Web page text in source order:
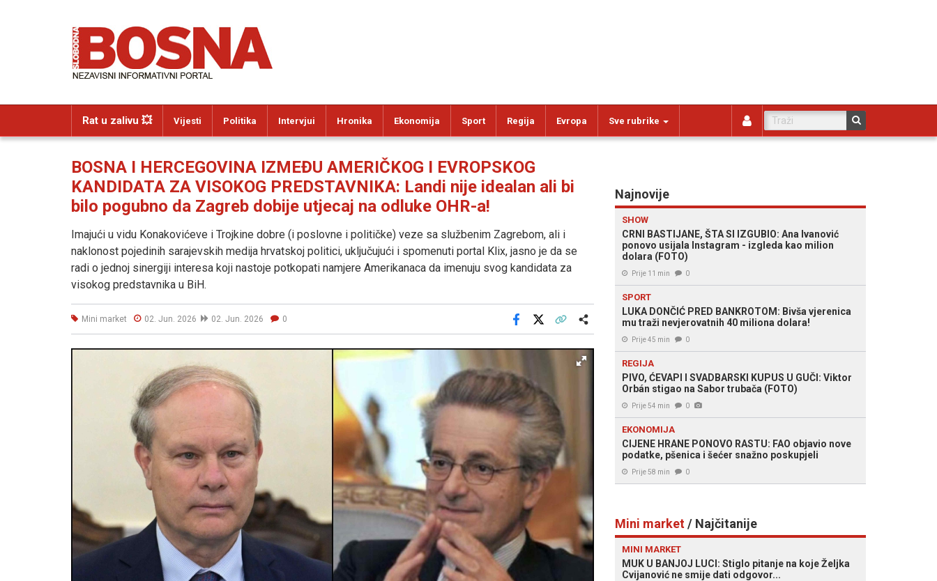
Rat u zalivu 💥 Vijesti Politika Intervjui Hronika Ekonomija Sport Regija Evropa Sve rubrike
BOSNA I HERCEGOVINA IZMEĐU AMERIČKOG I EVROPSKOG
KANDIDATA ZA VISOKOG PREDSTAVNIKA: Landi nije idealan ali bi
bilo pogubno da Zagreb dobije utjecaj na odluke OHR-a!
Imajući u vidu Konakovićeve i Trojkine dobre (i poslovne i političke) veze sa službenim Zagrebom, ali i
naklonost pojedinih sarajevskih medija hrvatskoj politici, uključujući i spomenuti portal Klix, jasno je da se
radi o jednoj sinergiji interesa koji nastoje potkopati namjere Amerikanaca da imenuju svog kandidata za
visokog predstavnika u BiH.
Mini market 02. Jun. 2026 02. Jun. 2026 0
Facebook
Najnovije
SHOW
CRNI BASTIJANE, ŠTA SI IZGUBIO: Ana Ivanović
ponovo usijala Instagram - izgleda kao milion
dolara (FOTO)
Prije 11 min 0
SPORT
LUKA DONČIĆ PRED BANKROTOM: Bivša vjerenica
mu traži nevjerovatnih 40 miliona dolara!
Prije 45 min 0
REGIJA
PIVO, ĆEVAPI I SVADBARSKI KUPUS U GUČI: Viktor
Orbán stigao na Sabor trubača (FOTO)
Prije 54 min 0
EKONOMIJA
CIJENE HRANE PONOVO RASTU: FAO objavio nove
podatke, pšenica i šećer snažno poskupjeli
Prije 58 min 0
Mini market/ Najčitanije
MINI MARKET
MUK U BANJOJ LUCI: Stiglo pitanje na koje Željka
Cvijanović ne smije dati odgovor...